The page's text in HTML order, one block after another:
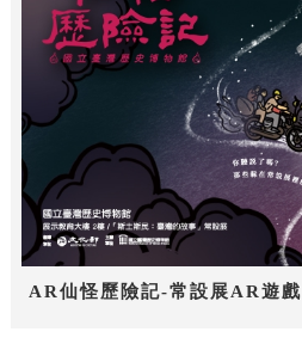
AR仙怪歷險記-常設展AR遊戲